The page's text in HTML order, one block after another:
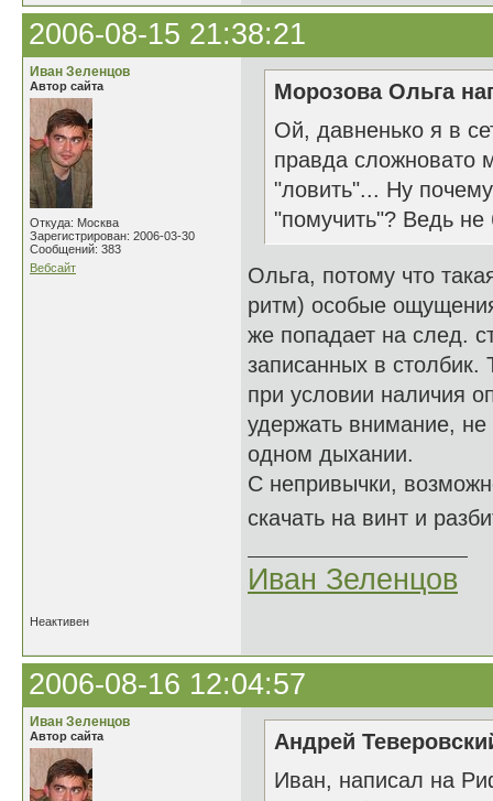
2006-08-15 21:38:21
Иван Зеленцов
Автор сайта
Откуда: Москва
Зарегистрирован: 2006-03-30
Сообщений: 383
Вебсайт
Морозова Ольга
Ой, давненько я в
правда сложновато
"ловить"... Ну
"помучить"? Ведь не
Ольга, потому что
ритм) особые
же попадает на след.
записанных в
при условии наличия
удержать внимание, не
одном дыхании.
С непривычки,
скачать на винт и
Иван Зеленцов
Неактивен
2006-08-16 12:04:57
Иван Зеленцов
Автор сайта
Андрей
Иван, написал на